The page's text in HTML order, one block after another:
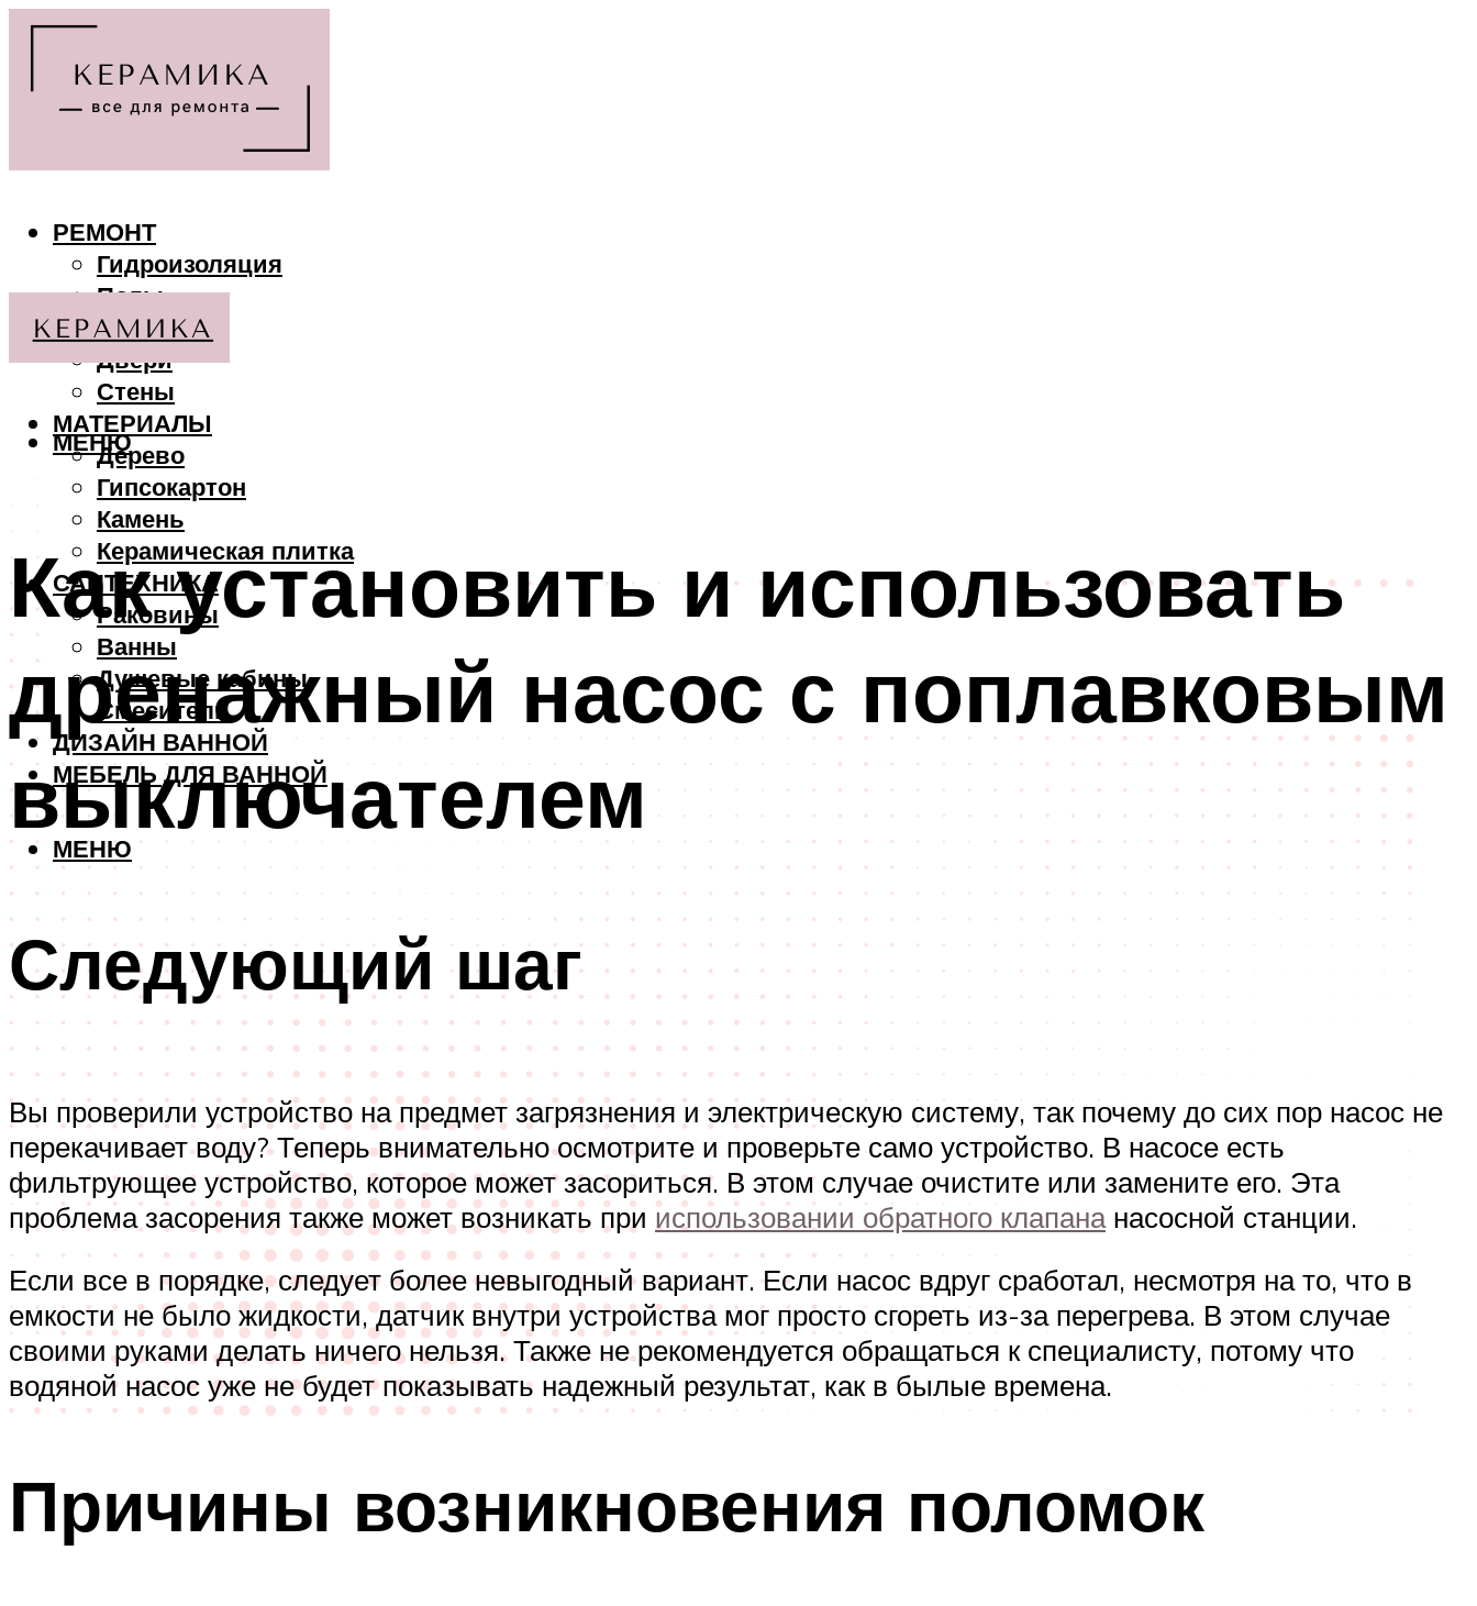
РЕМОНТ
Гидроизоляция
Полы
Потолки
Двери
Стены
МАТЕРИАЛЫ
Дерево
Гипсокартон
Камень
Керамическая плитка
САНТЕХНИКА
Раковины
Ванны
Душевые кабины
Смесители
ДИЗАЙН ВАННОЙ
МЕБЕЛЬ ДЛЯ ВАННОЙ
МЕНЮ
МЕНЮ
Как установить и использовать
дренажный насос с поплавковым
выключателем
Следующий шаг
Вы проверили устройство на предмет загрязнения и электрическую систему, так почему до сих пор насос не
перекачивает воду? Теперь внимательно осмотрите и проверьте само устройство. В насосе есть
фильтрующее устройство, которое может засориться. В этом случае очистите или замените его. Эта
проблема засорения также может возникать при использовании обратного клапананасосной станции.
Если все в порядке, следует более невыгодный вариант. Если насос вдруг сработал, несмотря на то, что в
емкости не было жидкости, датчик внутри устройства мог просто сгореть из-за перегрева. В этом случае
своими руками делать ничего нельзя. Также не рекомендуется обращаться к специалисту, потому что
водяной насос уже не будет показывать надежный результат, как в былые времена.
Причины возникновения поломок